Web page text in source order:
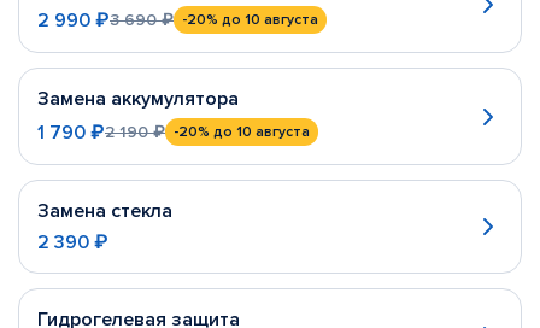
2 990 ₽3 690 ₽ -20% до 10 августа
Замена аккумулятора
1 790 ₽2 190 ₽ -20% до 10 августа
Замена стекла
2 390 ₽
Гидрогелевая защита